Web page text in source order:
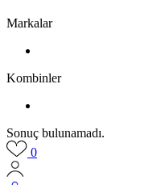
Markalar
Kombinler
Sonuç bulunamadı.
0